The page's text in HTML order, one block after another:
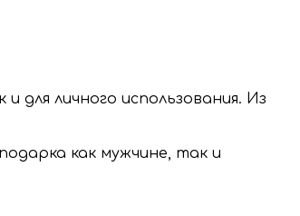
для личного использования. Из
как мужчине, так и